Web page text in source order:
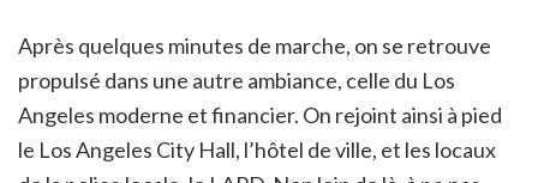
Après quelques minutes de marche, on se retrouve
propulsé dans une autre ambiance, celle du Los
Angeles moderne et financier. On rejoint ainsi à pied
le Los Angeles City Hall, l’hôtel de ville, et les locaux